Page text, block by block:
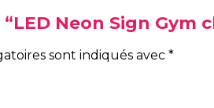
Neon Sign Gym
sont indiqués avec *